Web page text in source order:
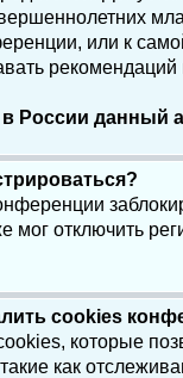
или к
России данный
мог отключить
cookies
которые
как